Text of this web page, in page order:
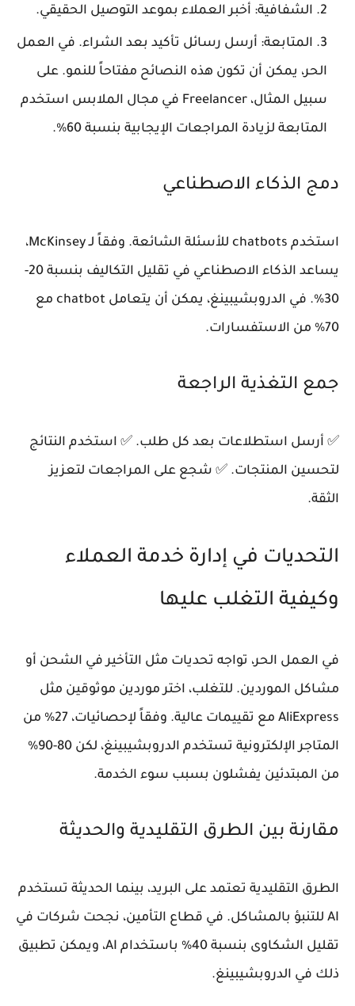
الشفافية: أخبر العملاء بموعد التوصيل الحقيقي.
المتابعة: أرسل رسائل تأكيد بعد الشراء. في العمل
الحر، يمكن أن تكون هذه النصائح مفتاحاً للنمو. على
سبيل المثال، Freelancer في مجال الملابس استخدم
المتابعة لزيادة المراجعات الإيجابية بنسبة 60%.
دمج الذكاء الاصطناعي
استخدم chatbots للأسئلة الشائعة. وفقاً لـ McKinsey،
يساعد الذكاء الاصطناعي في تقليل التكاليف بنسبة 20-
30%. في الدروبشيبينغ، يمكن أن يتعامل chatbot مع
70% من الاستفسارات.
جمع التغذية الراجعة
✅ أرسل استطلاعات بعد كل طلب. ✅ استخدم النتائج
لتحسين المنتجات. ✅ شجع على المراجعات لتعزيز
الثقة.
التحديات في إدارة خدمة العملاء
وكيفية التغلب عليها
في العمل الحر، تواجه تحديات مثل التأخير في الشحن أو
مشاكل الموردين. للتغلب، اختر موردين موثوقين مثل
AliExpress مع تقييمات عالية. وفقاً لإحصائيات، 27% من
المتاجر الإلكترونية تستخدم الدروبشيبينغ، لكن 80-90%
من المبتدئين يفشلون بسبب سوء الخدمة.
مقارنة بين الطرق التقليدية والحديثة
الطرق التقليدية تعتمد على البريد، بينما الحديثة تستخدم
AI للتنبؤ بالمشاكل. في قطاع التأمين، نجحت شركات في
تقليل الشكاوى بنسبة 40% باستخدام AI، ويمكن تطبيق
ذلك في الدروبشيبينغ.